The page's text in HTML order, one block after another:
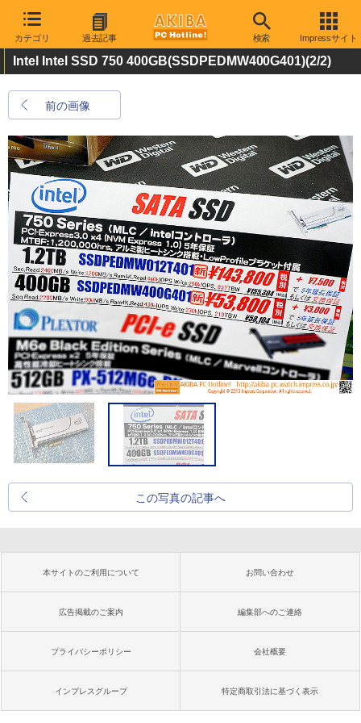
カテゴリ 過去記事 検索 Impressサイト
Intel Intel SSD 750 400GB(SSDPEDMW400G401)(2/2)
前の画像
この写真の記事へ
本サイトのご利用について お問い合わせ
広告掲載のご案内 編集部へのご連絡
プライバシーポリシー 会社概要
インプレスグループ 特定商取引法に基づく表示